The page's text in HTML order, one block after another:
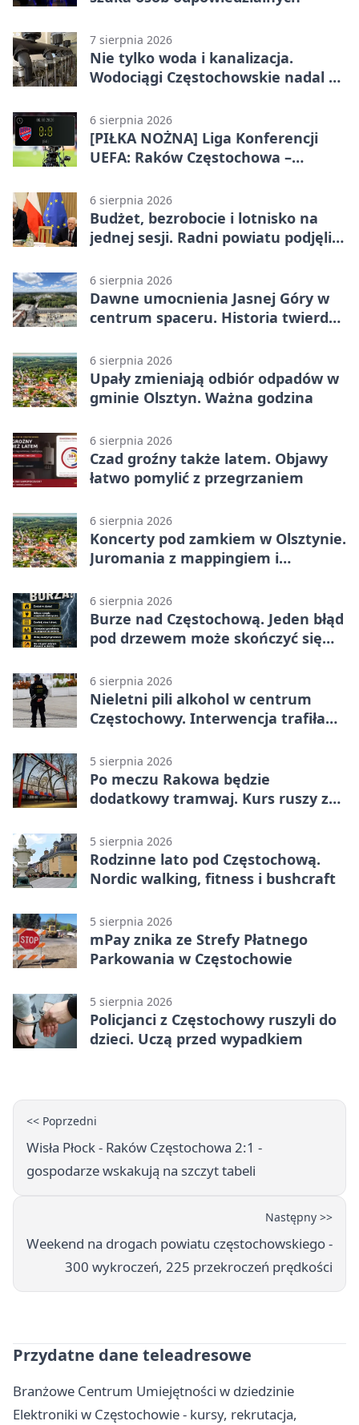
7 sierpnia 2026
Nie tylko woda i kanalizacja.
Wodociągi Częstochowskie nadal w
6 sierpnia 2026
[PIŁKA NOŻNA] Liga Konferencji
UEFA: Raków Częstochowa –
meczu III rundy eliminacji
6 sierpnia 2026
Budżet, bezrobocie i lotnisko na
jednej sesji. Radni powiatu podjęli
6 sierpnia 2026
Dawne umocnienia Jasnej Góry w
centrum spaceru. Historia twierdzy
6 sierpnia 2026
Upały zmieniają odbiór odpadów w
gminie Olsztyn. Ważna godzina
6 sierpnia 2026
Czad groźny także latem. Objawy
łatwo pomylić z przegrzaniem
6 sierpnia 2026
Koncerty pod zamkiem w Olsztynie.
Juromania z mappingiem i
6 sierpnia 2026
Burze nad Częstochową. Jeden błąd
pod drzewem może skończyć się
6 sierpnia 2026
Nieletni pili alkohol w centrum
Częstochowy. Interwencja trafiła
5 sierpnia 2026
Po meczu Rakowa będzie
dodatkowy tramwaj. Kurs ruszy ze
5 sierpnia 2026
Rodzinne lato pod Częstochową.
Nordic walking, fitness i bushcraft
5 sierpnia 2026
mPay znika ze Strefy Płatnego
Parkowania w Częstochowie
5 sierpnia 2026
Policjanci z Częstochowy ruszyli do
dzieci. Uczą przed wypadkiem
<< Poprzedni
Wisła Płock - Raków Częstochowa 2:1 -
gospodarze wskakują na szczyt tabeli
Następny >>
Weekend na drogach powiatu częstochowskiego -
300 wykroczeń, 225 przekroczeń prędkości
Przydatne dane teleadresowe
Branżowe Centrum Umiejętności w dziedzinie
Elektroniki w Częstochowie - kursy, rekrutacja,